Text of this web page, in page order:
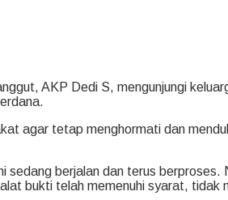
AKP Dedi S, mengunjungi
agar tetap menghormati dan
berjalan dan terus
bukti telah memenuhi syarat,